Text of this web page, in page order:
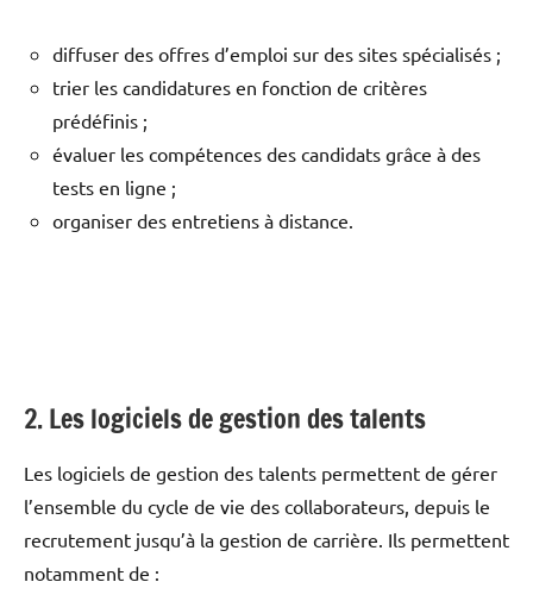
diffuser des offres d’emploi sur des sites spécialisés ;
trier les candidatures en fonction de critères
prédéfinis ;
évaluer les compétences des candidats grâce à des
tests en ligne ;
organiser des entretiens à distance.
2. Les logiciels de gestion des talents
Les logiciels de gestion des talents permettent de gérer
l’ensemble du cycle de vie des collaborateurs, depuis le
recrutement jusqu’à la gestion de carrière. Ils permettent
notamment de :